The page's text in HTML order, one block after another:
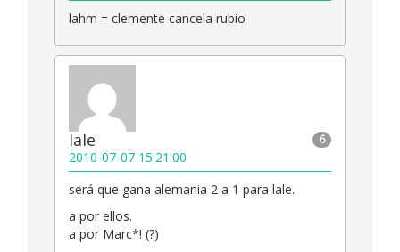
lahm = clemente cancela rubio
6
lale
2010-07-07 15:21:00
será que gana alemania 2 a 1 para lale.
a por ellos.
a por Marc*! (?)